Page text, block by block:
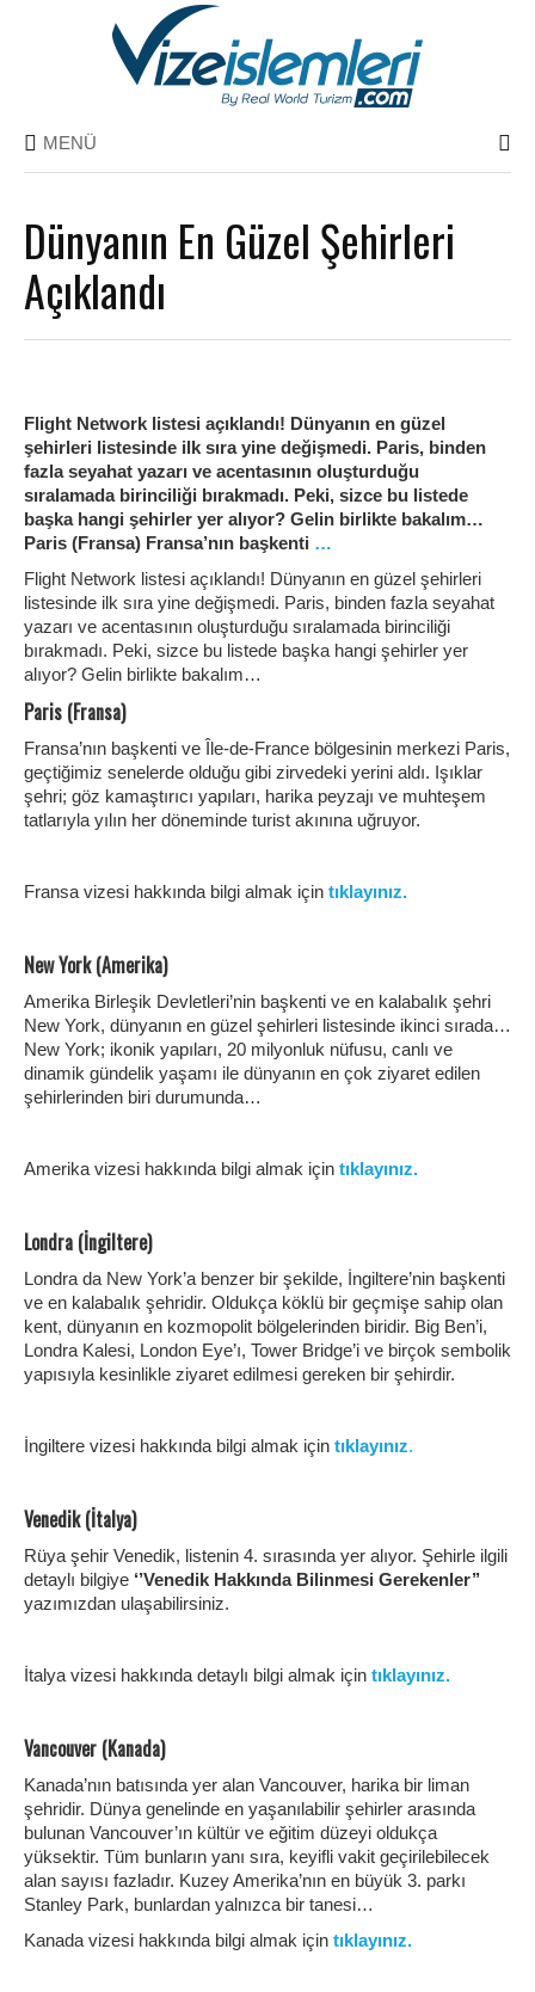
MENÜ
Dünyanın En Güzel Şehirleri
Açıklandı
Flight Network listesi açıklandı! Dünyanın en güzel
şehirleri listesinde ilk sıra yine değişmedi. Paris, binden
fazla seyahat yazarı ve acentasının oluşturduğu
sıralamada birinciliği bırakmadı. Peki, sizce bu listede
başka hangi şehirler yer alıyor? Gelin birlikte bakalım…
Paris (Fransa) Fransa’nın başkenti …
Flight Network listesi açıklandı! Dünyanın en güzel şehirleri
listesinde ilk sıra yine değişmedi. Paris, binden fazla seyahat
yazarı ve acentasının oluşturduğu sıralamada birinciliği
bırakmadı. Peki, sizce bu listede başka hangi şehirler yer
alıyor? Gelin birlikte bakalım…
Paris (Fransa)
Fransa’nın başkenti ve Île-de-France bölgesinin merkezi Paris,
geçtiğimiz senelerde olduğu gibi zirvedeki yerini aldı. Işıklar
şehri; göz kamaştırıcı yapıları, harika peyzajı ve muhteşem
tatlarıyla yılın her döneminde turist akınına uğruyor.
Fransa vizesi hakkında bilgi almak için tıklayınız.
New York (Amerika)
Amerika Birleşik Devletleri’nin başkenti ve en kalabalık şehri
New York, dünyanın en güzel şehirleri listesinde ikinci sırada…
New York; ikonik yapıları, 20 milyonluk nüfusu, canlı ve
dinamik gündelik yaşamı ile dünyanın en çok ziyaret edilen
şehirlerinden biri durumunda…
Amerika vizesi hakkında bilgi almak için tıklayınız.
Londra (İngiltere)
Londra da New York’a benzer bir şekilde, İngiltere’nin başkenti
ve en kalabalık şehridir. Oldukça köklü bir geçmişe sahip olan
kent, dünyanın en kozmopolit bölgelerinden biridir. Big Ben’i,
Londra Kalesi, London Eye’ı, Tower Bridge’i ve birçok sembolik
yapısıyla kesinlikle ziyaret edilmesi gereken bir şehirdir.
İngiltere vizesi hakkında bilgi almak için tıklayınız.
Venedik (İtalya)
Rüya şehir Venedik, listenin 4. sırasında yer alıyor. Şehirle ilgili
detaylı bilgiye ‘’Venedik Hakkında Bilinmesi Gerekenler’’
yazımızdan ulaşabilirsiniz.
İtalya vizesi hakkında detaylı bilgi almak için tıklayınız.
Vancouver (Kanada)
Kanada’nın batısında yer alan Vancouver, harika bir liman
şehridir. Dünya genelinde en yaşanılabilir şehirler arasında
bulunan Vancouver’ın kültür ve eğitim düzeyi oldukça
yüksektir. Tüm bunların yanı sıra, keyifli vakit geçirilebilecek
alan sayısı fazladır. Kuzey Amerika’nın en büyük 3. parkı
Stanley Park, bunlardan yalnızca bir tanesi…
Kanada vizesi hakkında bilgi almak için tıklayınız.